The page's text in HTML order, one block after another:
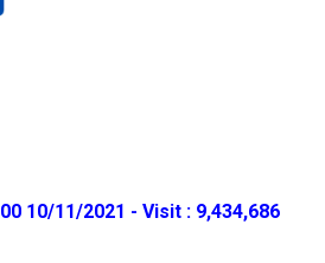
10/11/2021 - Visit : 9,434,686